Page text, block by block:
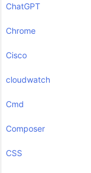
ChatGPT
Chrome
Cisco
cloudwatch
Cmd
Composer
CSS